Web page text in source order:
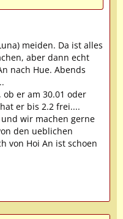
meiden. Da ist alles
aber dann echt
nach Hue. Abends
er am 30.01 oder
er bis 2.2 frei....
wir machen gerne
den ueblichen
von Hoi An ist schoen